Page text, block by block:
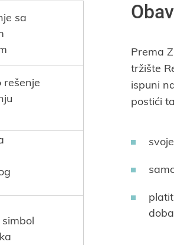
Prema
tržište
ispuni
postići
sa
rešenje